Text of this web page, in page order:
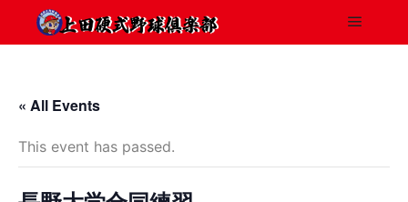
« All Events
This event has passed.